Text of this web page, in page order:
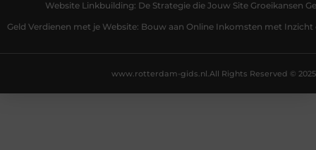
Website Linkbuilding: De Strategie die Jouw Site Groeikansen
Geld Verdienen met je Website: Bouw aan Online Inkomsten met Inzicht
All Rights Reserved © 2025
www.rotterdam-gids.nl.